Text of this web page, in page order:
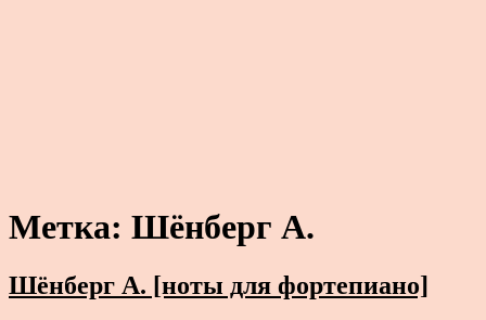
Метка: Шёнберг А.
Шёнберг А. [ноты для фортепиано]